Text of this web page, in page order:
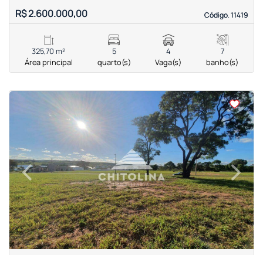
Código. 11419
Código. 11419
R$ 2.600.000,00
325,70 m²
Área principal
5
quarto(s)
4
Vaga(s)
7
banho(s)
< <
‹Previous ›
Next